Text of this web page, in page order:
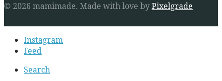
© 2026 mamimade. Made with love byPixelgrade
Secondary
navigationInstagram
Feed
Search